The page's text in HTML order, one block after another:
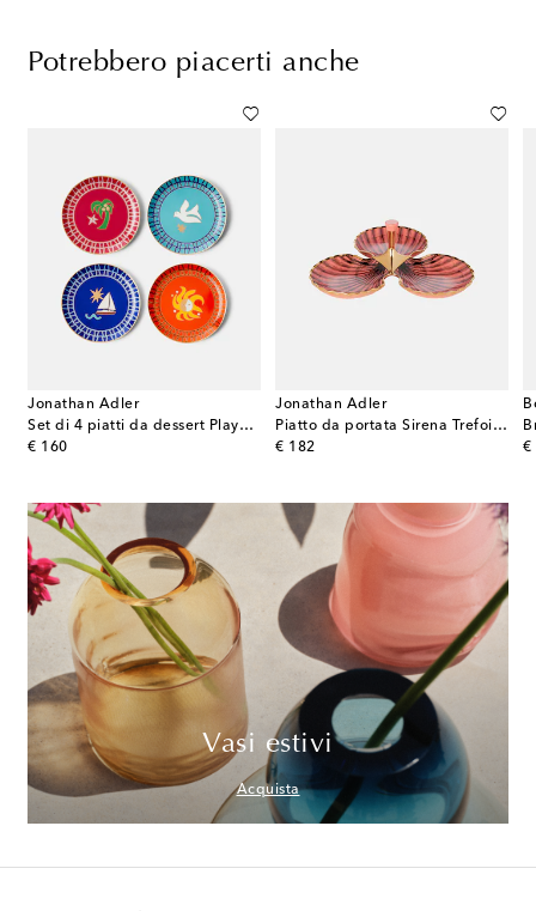
Potrebbero piacerti anche
Jonathan Adler
Set di 4 piatti da dessert Playa in porcellana
€ 160
original price
Jonathan Adler
Piatto da portata Sirena Trefoil in porcellana
€ 182
original price
€
Vasi estivi
Acquista